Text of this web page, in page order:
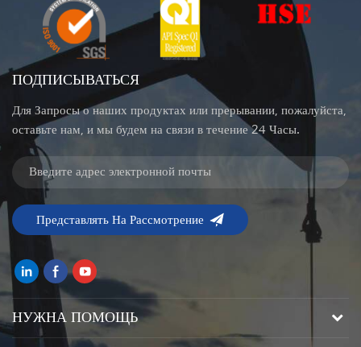
ПОДПИСЫВАТЬСЯ
Для Запросы о наших продуктах или прерывании, пожалуйста,
оставьте нам, и мы будем на связи в течение 24 Часы.
НУЖНА ПОМОЩЬ